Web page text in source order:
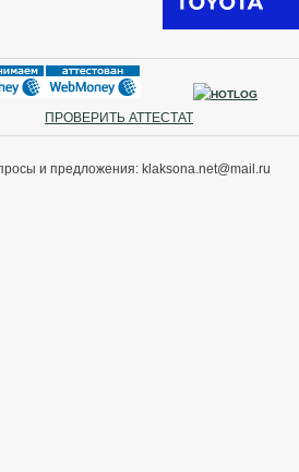
ПРОВЕРИТЬ АТТЕСТАТ
и предложения: klaksona.net@mail.ru